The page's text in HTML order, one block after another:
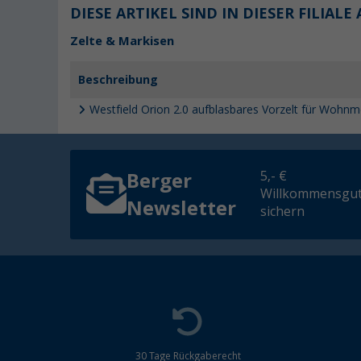
DIESE ARTIKEL SIND IN DIESER FILIALE
Zelte & Markisen
Beschreibung
Westfield Orion 2.0 aufblasbares Vorzelt für
Berger
Newsletter
5,- €
sichern
30 Tage Rückgaberecht